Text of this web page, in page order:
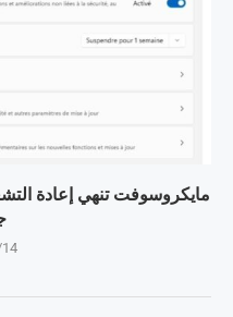
مايكروسوفت تنهي إعادة